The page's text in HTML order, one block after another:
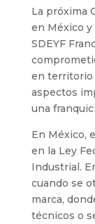
La próxima
en México y
SDEYF
en territorio
aspectos
una
En México,
en la Ley
Industrial.
cuando se
marca,
técnicos o